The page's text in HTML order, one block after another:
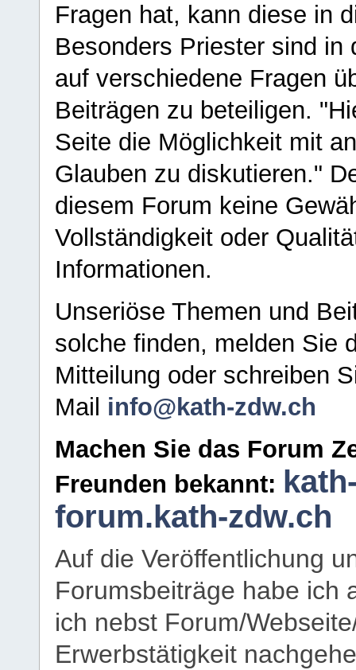
Fragen hat, kann diese in
Besonders Priester sind in
auf verschiedene Fragen
Beiträgen zu beteiligen.
Seite die Möglichkeit mit
Glauben zu diskutieren."
diesem Forum keine
Vollständigkeit oder
Informationen.
Unseriöse Themen und
solche finden, melden Sie
Mitteilung oder schreiben
Mail info@kath-zdw.ch
Machen Sie das Forum
Freunden bekannt:
forum.kath-zdw.ch
Auf die Veröffentlichung
Forumsbeiträge habe ich
ich nebst Forum/
Erwerbstätigkeit